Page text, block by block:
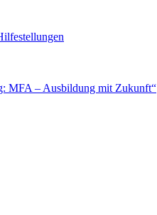
MFA – Ausbildung mit Zukunft“